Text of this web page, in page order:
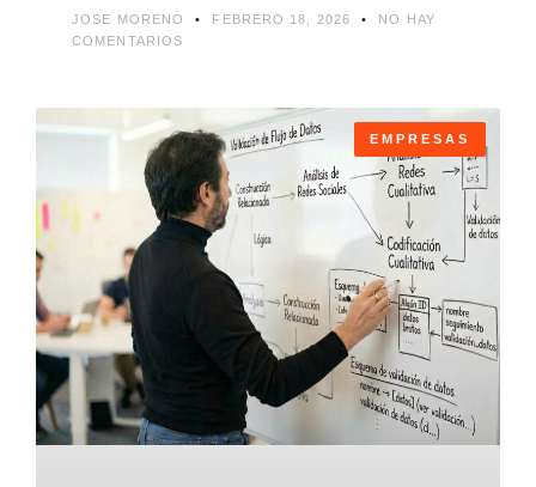
JOSE MORENO FEBRERO 18, 2026
NO HAY
COMENTARIOS
EMPRESAS